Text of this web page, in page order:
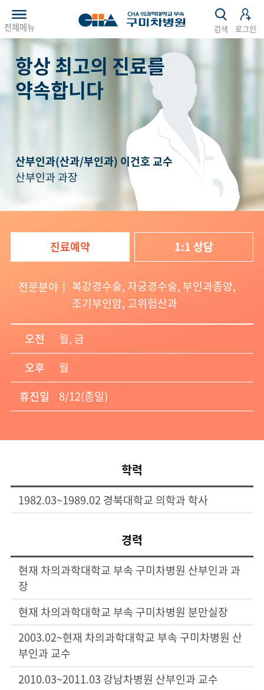
전체메뉴 검색 로그인
항상 최고의 진료를
약속합니다
산부인과(산과/부인과) 이건호교수
산부인과 과장
진료예약 1:1 상담
전문분야
복강경수술, 자궁경수술, 부인과종양,
조기부인암, 고위험산과
오전
월, 금
오후
월
휴진일
8/12(종일)
학력
1982.03~1989.02 경북대학교 의학과 학사
경력
현재 차의과학대학교 부속 구미차병원 산부인과 과
장
현재 차의과학대학교 부속 구미차병원 분만실장
2003.02~현재 차의과학대학교 부속 구미차병원 산
부인과 교수
2010.03~2011.03 강남차병원 산부인과 교수